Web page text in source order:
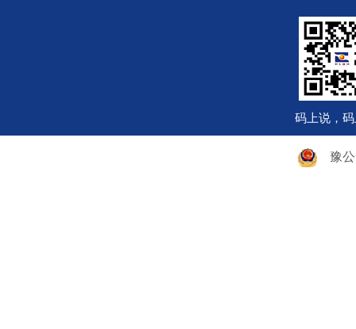
码上说，
豫公